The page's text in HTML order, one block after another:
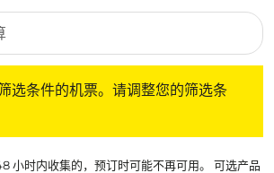
选条件的机票。请调整您的筛选条
小时内收集的，预订时可能不再可用。 可选产品